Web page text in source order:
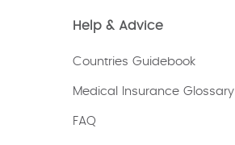
Help & Advice
Countries Guidebook
Medical Insurance Glossary
FAQ